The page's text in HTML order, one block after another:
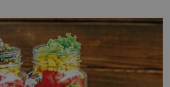
odborníci zdejším klimatickým
písky a extrémně